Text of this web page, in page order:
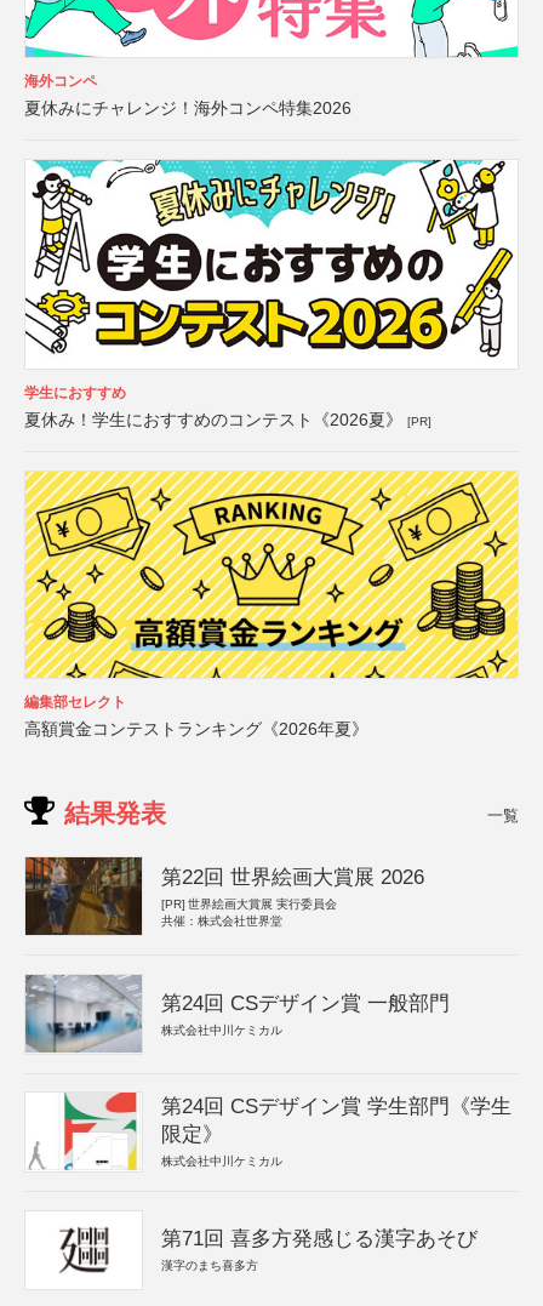
海外コンペ
夏休みにチャレンジ！海外コンペ特集2026
学生におすすめ
夏休み！学生におすすめのコンテスト《2026夏》 [PR]
編集部セレクト
高額賞金コンテストランキング《2026年夏》
結果発表 一覧
第22回 世界絵画大賞展 2026
[PR] 世界絵画大賞展 実行委員会
共催：株式会社世界堂
第24回 CSデザイン賞 一般部門
株式会社中川ケミカル
第24回 CSデザイン賞 学生部門《学生
限定》
株式会社中川ケミカル
第71回 喜多方発感じる漢字あそび
漢字のまち喜多方